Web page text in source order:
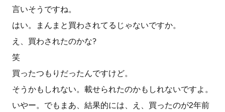
言いそうですね。
はい。まんまと買わされてるじゃないですか。
え、買わされたのかな?
笑
買ったつもりだったんですけど。
そうかもしれない。載せられたのかもしれないですよ。
いやー。でもまあ、結果的には、え、買ったのが2年前